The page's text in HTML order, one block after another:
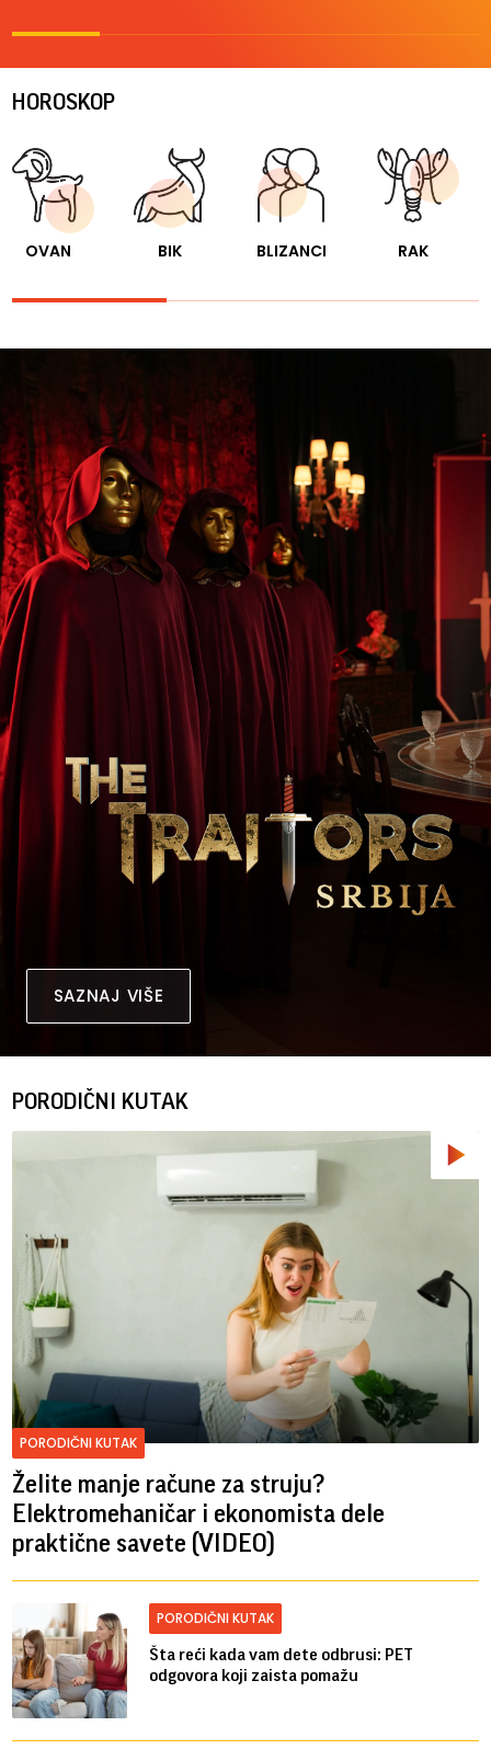
HOROSKOP
OVAN BIK BLIZANCI RAK
SAZNAJ VIŠE
PORODIČNI KUTAK
PORODIČNI KUTAK
Želite manje račune za struju?
Elektromehaničar i ekonomista dele
praktične savete (VIDEO)
PORODIČNI KUTAK
Šta reći kada vam dete odbrusi: PET
odgovora koji zaista pomažu